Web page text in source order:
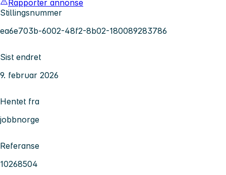
Rapporter annonse
Stillingsnummer
ea6e703b-6002-48f2-8b02-180089283786
Sist endret
9. februar 2026
Hentet fra
jobbnorge
Referanse
10268504